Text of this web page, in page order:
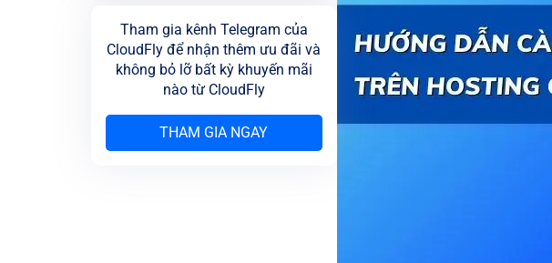
Tham gia kênh Telegram của
CloudFly để nhận thêm ưu đãi và
không bỏ lỡ bất kỳ khuyến mãi
nào từ CloudFly
THAM GIA NGAY